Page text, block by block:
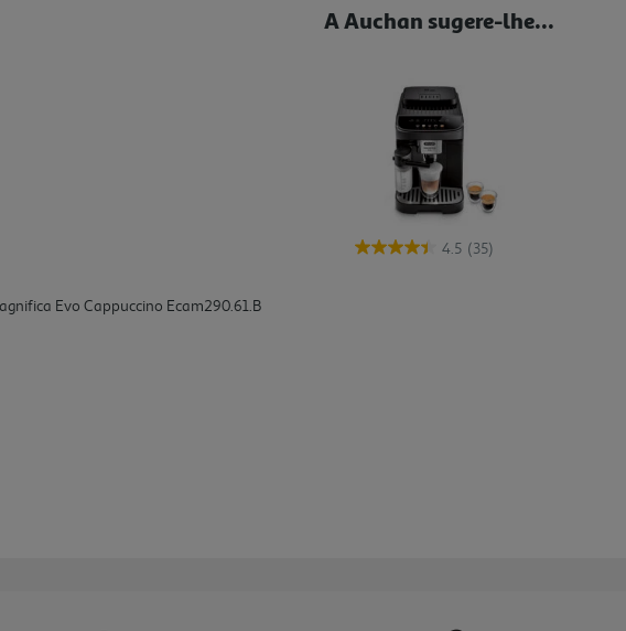
A Auchan sugere-lhe...
4.5 (35)
Evo Cappuccino Ecam290.61.b